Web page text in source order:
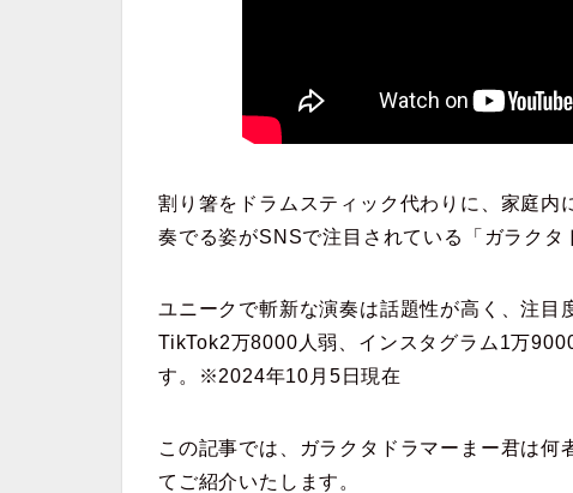
割り箸をドラムスティック代わりに、家庭内
奏でる姿がSNSで注目されている「ガラクタ
ユニークで斬新な演奏は話題性が高く、注目
TikTok2万8000人弱、インスタグラム1万
す。※2024年10月5日現在
この記事では、ガラクタドラマーまー君は
てご紹介いたします。